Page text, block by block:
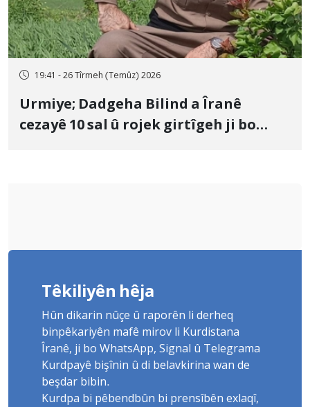
19:41 - 26 Tîrmeh (Temûz) 2026
Urmiye; Dadgeha Bilind a Îranê
cezayê 10 sal û rojek girtîgeh ji bo
Têkiliyên hêja
Hûn dikarin nûçe û raporên li derheq
binpêkariyên mafê mirov li Kurdistana
Îranê, ji bo WhatsApp, Signal û Telegrama
Kurdpayê bişînin û di belavkirina wan de
beşdar bibin.
Kurdpa bi pêbendbûn bi prensîbên exlaqî,